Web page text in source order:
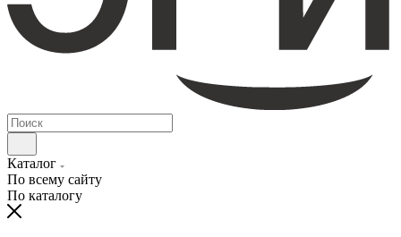
Каталог
По всему сайту
По каталогу